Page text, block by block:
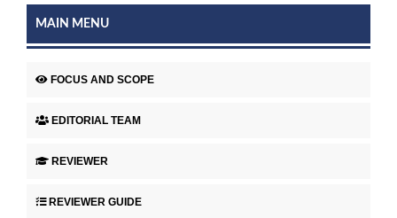
MAIN MENU
FOCUS AND SCOPE
EDITORIAL TEAM
REVIEWER
REVIEWER GUIDE